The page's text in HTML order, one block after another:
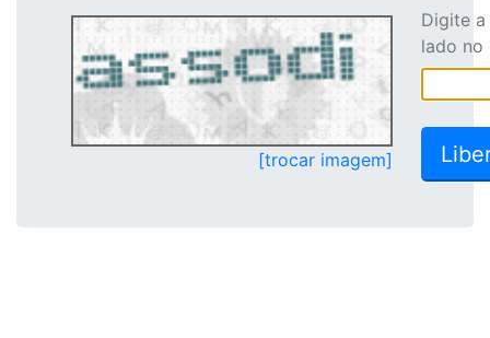
[trocar imagem]
Digite
lado no